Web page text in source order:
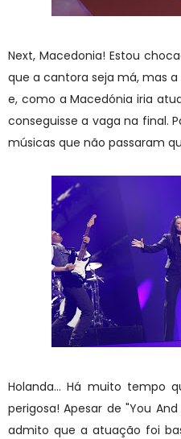
Next, Macedonia! Estou
que a cantora seja má, mas
e, como a Macedónia iria
conseguisse a vaga na final.
músicas que não passaram
Holanda... Há muito tempo
perigosa! Apesar de "You
admito que a atuação foi